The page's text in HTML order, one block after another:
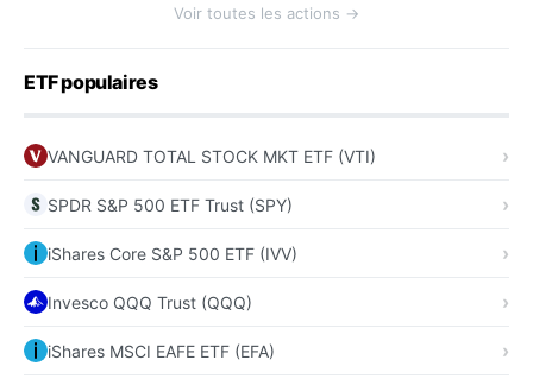
Voir toutes les actions →
ETF populaires
VANGUARD TOTAL STOCK MKT ETF (VTI)
SPDR S&P 500 ETF Trust (SPY)
iShares Core S&P 500 ETF (IVV)
Invesco QQQ Trust (QQQ)
iShares MSCI EAFE ETF (EFA)